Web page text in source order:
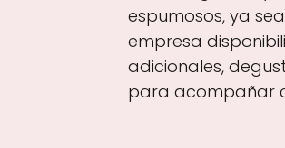
espumosos, ya
empresa
adicionales,
para acompañar